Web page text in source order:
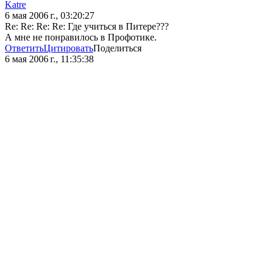
Katre
6 мая 2006 г., 03:20:27
Re: Re: Re: Re: Где учиться в Питере???
А мне не понравилось в Профотике.
ОтветитьЦитироватьПоделиться
6 мая 2006 г., 11:35:38